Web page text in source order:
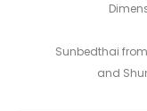
Sunbedthai
and